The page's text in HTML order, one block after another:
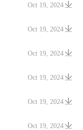
Oct 19, 2024
Oct 19, 2024
Oct 19, 2024
Oct 19, 2024
Oct 19, 2024
Oct 19, 2024